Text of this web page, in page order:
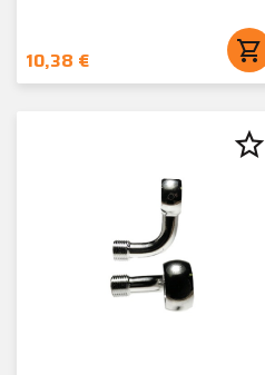
10,38 € shopping_cart
star_border